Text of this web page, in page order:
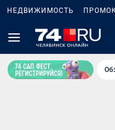
НЕДВИЖИМОСТЬ